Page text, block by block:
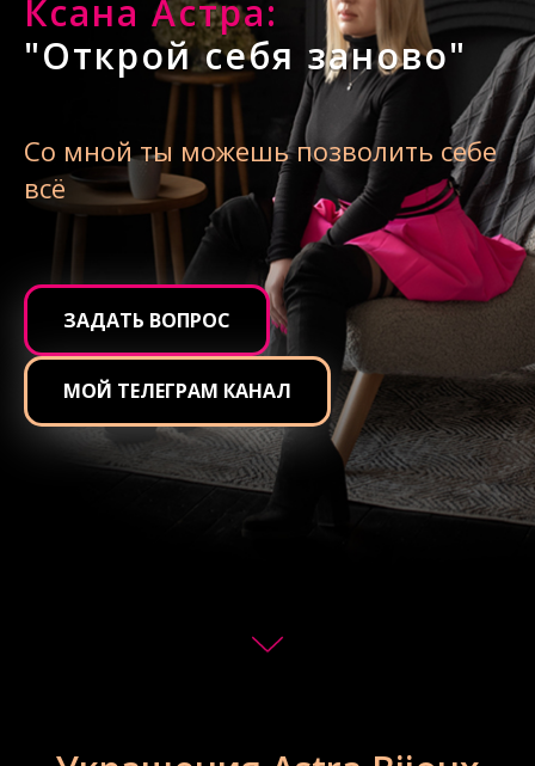
Ксана Астра:
"Открой себя заново"
Со мной ты можешь позволить себе
всё
ЗАДАТЬ ВОПРОС
МОЙ ТЕЛЕГРАМ КАНАЛ